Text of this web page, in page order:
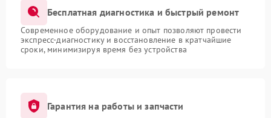
Бесплатная диагностика и быстрый ремонт
Современное оборудование и опыт позволяют провести
экспресс-диагностику и восстановление в кратчайшие
сроки, минимизируя время без устройства
Гарантия на работы и запчасти